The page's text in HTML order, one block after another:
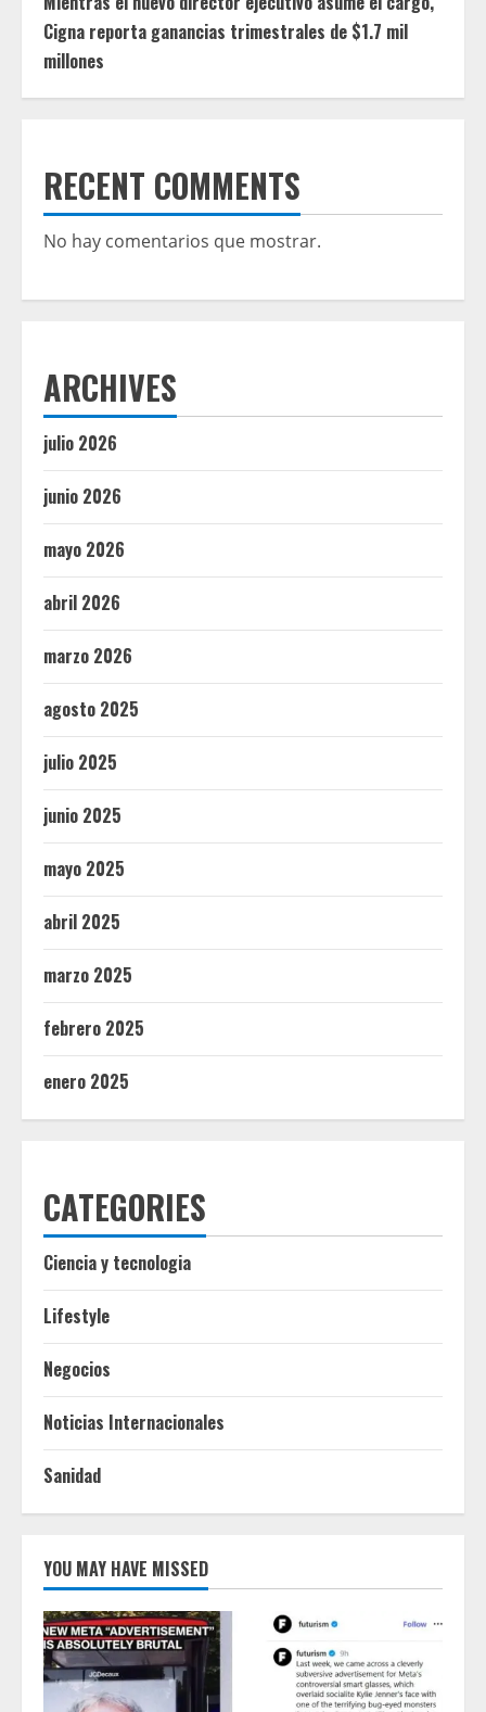
Cigna reporta ganancias trimestrales de $1.7 mil
millones
RECENT COMMENTS
No hay comentarios que mostrar.
ARCHIVES
julio 2026
junio 2026
mayo 2026
abril 2026
marzo 2026
agosto 2025
julio 2025
junio 2025
mayo 2025
abril 2025
marzo 2025
febrero 2025
enero 2025
CATEGORIES
Ciencia y tecnologia
Lifestyle
Negocios
Noticias Internacionales
Sanidad
YOU MAY HAVE MISSED